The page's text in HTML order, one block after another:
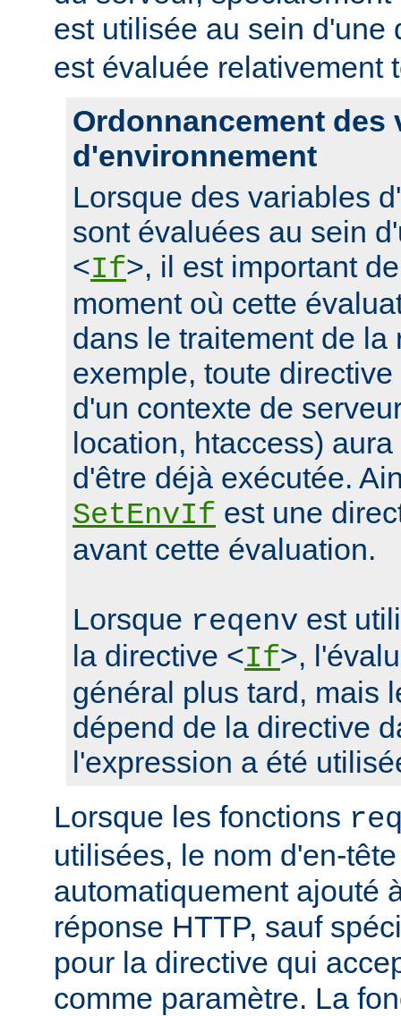
est utilisée au sein d'une
est évaluée relativement
Ordonnancement des
d'environnement
Lorsque des variables
sont évaluées au sein
<If>, il est important
moment où cette
dans le traitement de la
exemple, toute
d'un contexte de
location, htaccess)
d'être déjà exécutée.
SetEnvIf est une
avant cette évaluation.
Lorsque reqenv est
la directive <If>,
général plus tard, mais
dépend de la directive
l'expression a été
Lorsque les fonctions
utilisées, le nom d'en-
automatiquement ajouté
réponse HTTP, sauf
pour la directive qui
comme paramètre. La